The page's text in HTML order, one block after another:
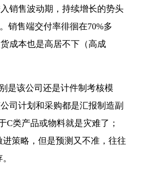
销售波动期，持续增长的势头
销售端交付率徘徊在70%多
成本也是高居不下（高成
是该公司还是计件制考核模
司计划和采购都是汇报制造副
类产品或物料就是灾难了；
策略，但是预测又不准，往往